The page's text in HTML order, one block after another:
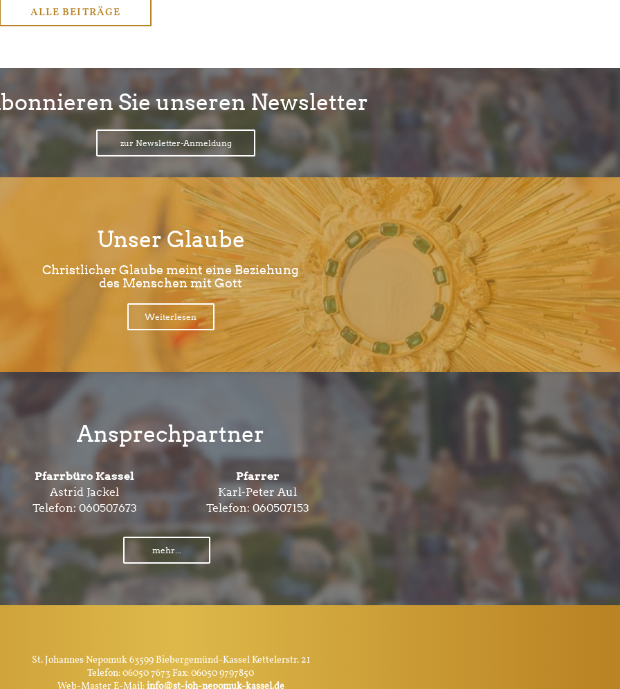
ALLE BEITRÄGE
Sie unseren Newsletter
zur Newsletter-Anmeldung
Unser Glaube
Christlicher Glaube meint eine Beziehung
des Menschen mit Gott
Weiterlesen
Ansprechpartner
Pfarrbüro Kassel
Astrid Jackel
Telefon: 060507673
Pfarrer
Karl-Peter Aul
Telefon: 060507153
mehr...
St. Johannes Nepomuk 63599 Biebergemünd-Kassel Kettelerstr. 21
Telefon: 06050 7673 Fax: 06050 9797850